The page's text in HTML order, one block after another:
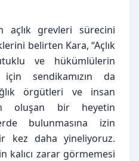
açlık grevleri sürecini
belirten Kara, “Açlık
ve hükümlülerin
sendikamızın da
örgütleri ve insan
oluşan bir heyetin
bulunmasına izin
kez daha yineliyoruz.
kalıcı zarar görmemesi